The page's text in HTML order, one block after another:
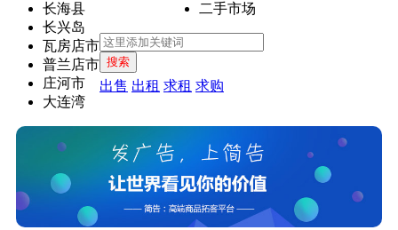
长海县
长兴岛
瓦房店市
普兰店市
庄河市
大连湾
二手市场
搜索
出售 出租 求租 求购